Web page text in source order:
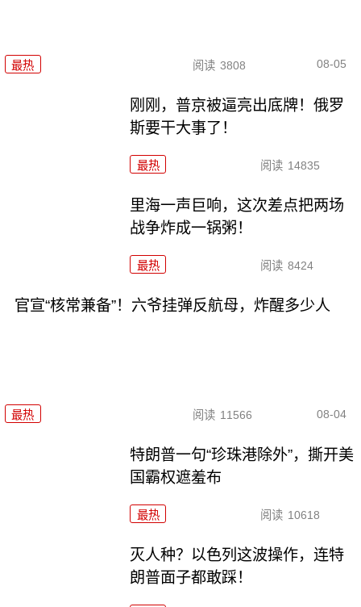
最热 阅读 3808 08-05
刚刚，普京被逼亮出底牌！俄罗
斯要干大事了！
最热 阅读 14835
里海一声巨响，这次差点把两场
战争炸成一锅粥！
最热 阅读 8424
官宣“核常兼备”！六爷挂弹反航母，炸醒多少人
最热 阅读 11566 08-04
特朗普一句“珍珠港除外”，撕开美
国霸权遮羞布
最热 阅读 10618
灭人种？以色列这波操作，连特
朗普面子都敢踩！